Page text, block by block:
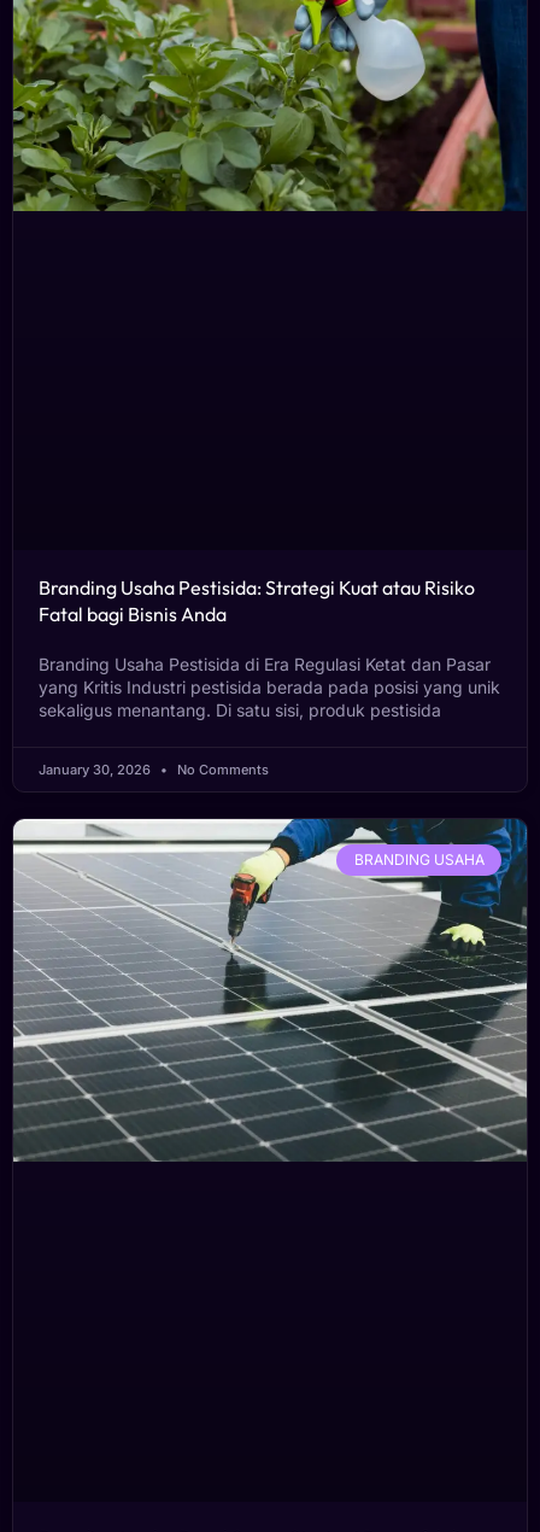
Branding Usaha Pestisida: Strategi Kuat atau Risiko
Fatal bagi Bisnis Anda
Branding Usaha Pestisida di Era Regulasi Ketat dan Pasar
yang Kritis Industri pestisida berada pada posisi yang unik
sekaligus menantang. Di satu sisi, produk pestisida
January 30, 2026 No Comments
BRANDING USAHA